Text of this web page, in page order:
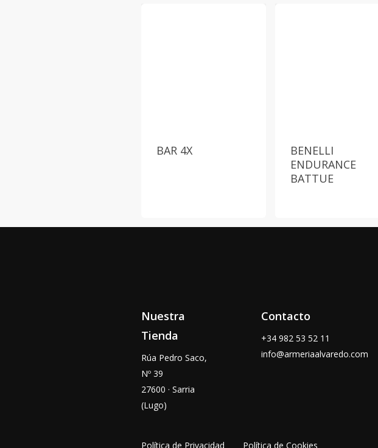
BAR 4X
BENELLI
ENDURANCE
BATTUE
Nuestra
Tienda
Rúa Pedro Saco,
Nº 39
27600 · Sarria
(Lugo)
Contacto
+34 982 53 52 11
info@armeriaalvaredo.com
Política de Privacidad Política de Cookies